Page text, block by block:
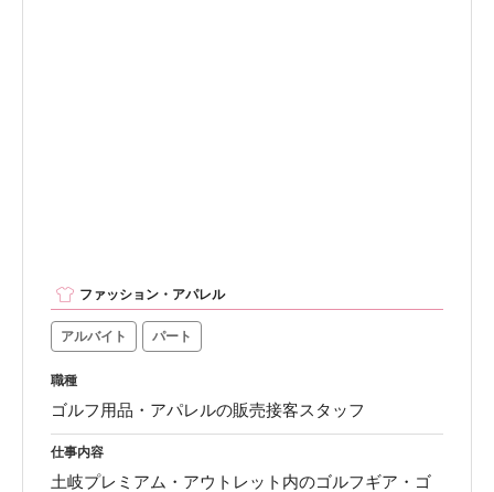
ファッション・アパレル
アルバイト パート
職種
ゴルフ用品・アパレルの販売接客スタッフ
仕事内容
土岐プレミアム・アウトレット内のゴルフギア・ゴ